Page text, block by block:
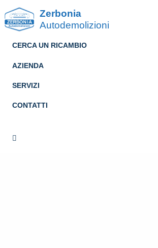
Zerbonia
Autodemolizioni
CERCA UN RICAMBIO
AZIENDA
SERVIZI
CONTATTI